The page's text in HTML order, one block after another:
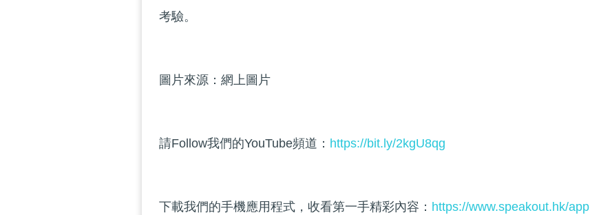
考驗。
圖片來源：網上圖片
請Follow我們的YouTube頻道： https://bit.ly/2kgU8qg
下載我們的手機應用程式，收看第一手精彩內容： https://www.speakout.hk/app